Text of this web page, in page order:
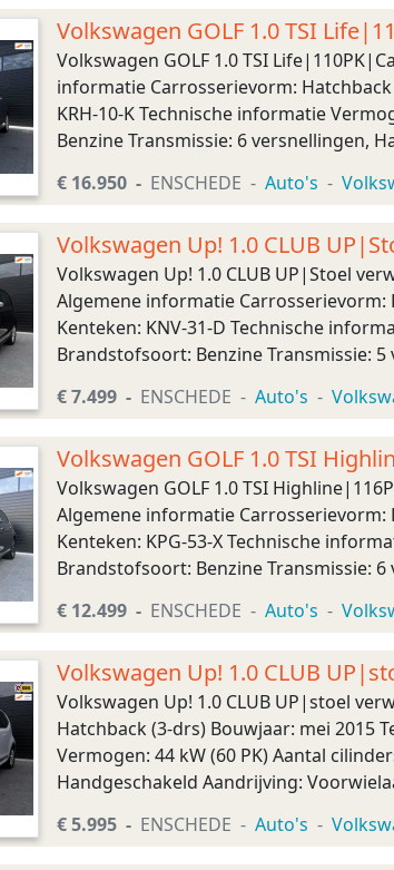
Volkswagen GOLF 1.0 TSI
verw|Led|PDC|LMV|
Volkswagen GOLF 1.0 TSI
informatie Carrosserievorm:
KRH-10-K Technische informatie
Benzine Transmissie: 6 versnellingen,
€ 16.950 ENSCHEDE Auto's
Volkswagen Up! 1.0 CLUB
onderhouden|L
Volkswagen Up! 1.0 CLUB UP|Stoel
Algemene informatie Carrosserievorm:
Kenteken: KNV-31-D Technische
Brandstofsoort: Benzine Transmissie:
€ 7.499 ENSCHEDE Auto's
Volkswagen GOLF 1.0 TSI
onderh|1e eigena
Volkswagen GOLF 1.0 TSI
Algemene informatie Carrosserievorm:
Kenteken: KPG-53-X Technische
Brandstofsoort: Benzine Transmissie:
€ 12.499 ENSCHEDE Auto's
Volkswagen Up! 1.0 CLUB
Volkswagen Up! 1.0 CLUB UP|stoel
Hatchback (3-drs) Bouwjaar: mei 2015
Vermogen: 44 kW (60 PK) Aantal
Handgeschakeld Aandrijving:
€ 5.995 ENSCHEDE Auto's